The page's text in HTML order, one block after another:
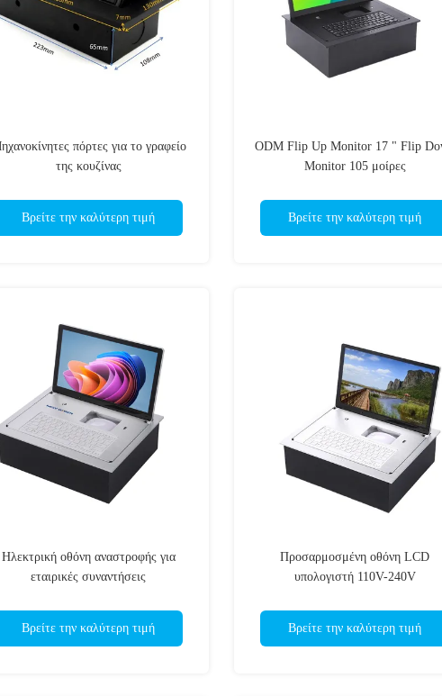
πόρτες για το γραφείο
της κουζίνας
Βρείτε την καλύτερη τιμή
ODM Flip Up Monitor 17 " Flip
Monitor 105 μοίρες
Βρείτε την καλύτερη τιμή
Ηλεκτρική οθόνη αναστροφής για
εταιρικές συναντήσεις
Βρείτε την καλύτερη τιμή
Προσαρμοσμένη οθόνη LCD
υπολογιστή 110V-240V
Βρείτε την καλύτερη τιμή